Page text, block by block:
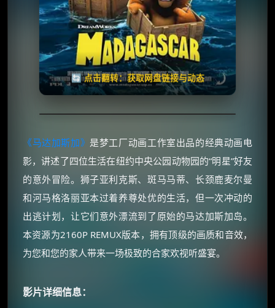
🔄 点击翻转：获取网盘链接与动态
失效请反馈
🧧️
天天领红包
《马达加斯加》 是梦工厂动画工作室出品的经典动画电
影，讲述了四位生活在纽约中央公园动物园的“明星”好友
的意外冒险。狮子亚利克斯、斑马马蒂、长颈鹿麦尔曼
和河马格洛丽亚本过着养尊处优的生活，但一次冲动的
出逃计划，让它们意外漂流到了原始的马达加斯加岛。
本资源为2160P REMUX版本，拥有顶级的画质和音效，
为您和您的家人带来一场极致的合家欢视听盛宴。
影片详细信息：